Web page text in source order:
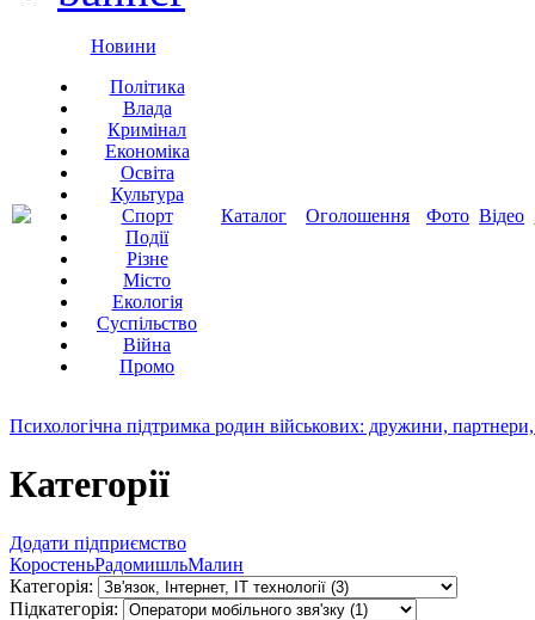
Новини
Політика
Влада
Кримінал
Економіка
Освіта
Культура
Спорт
Події
Різне
Місто
Екологія
Суспільство
Війна
Промо
Каталог Оголошення Фото Відео
Психологічна підтримка родин військових: дружини, партнери,
Категорії
Додати підприємство
КоростеньРадомишльМалин
Категорія:
Підкатегорія: